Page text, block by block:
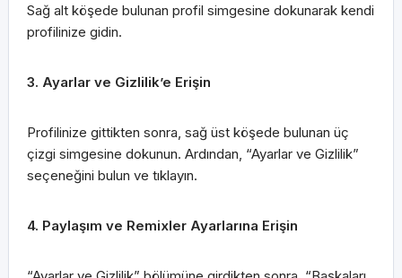
Sağ alt köşede bulunan profil simgesine dokunarak kendi
profilinize gidin.
3. Ayarlar ve Gizlilik’e Erişin
Profilinize gittikten sonra, sağ üst köşede bulunan üç
çizgi simgesine dokunun. Ardından, “Ayarlar ve Gizlilik”
seçeneğini bulun ve tıklayın.
4. Paylaşım ve Remixler Ayarlarına Erişin